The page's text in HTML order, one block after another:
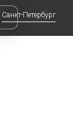
Санкт-Петербург